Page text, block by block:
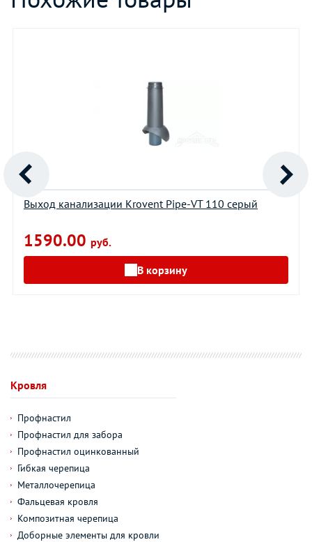
Выход канализации Krovent Pipe-VT 110 серый
1590.00 руб.
В корзину
Кровля
Профнастил
Профнастил для забора
Профнастил оцинкованный
Гибкая черепица
Металлочерепица
Фальцевая кровля
Композитная черепица
Доборные элементы для кровли